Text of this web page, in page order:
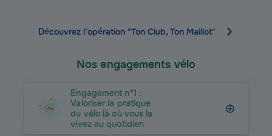
Découvrez l’opération "Ton Club, Ton Maillot"
Nos engagements vélo
Engagement n°1 :
Valoriser la pratique
du vélo là où vous la
vivez au quotidien